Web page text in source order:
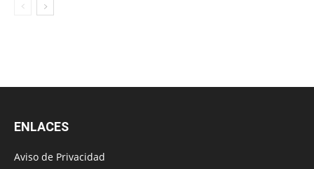
ENLACES
Aviso de Privacidad